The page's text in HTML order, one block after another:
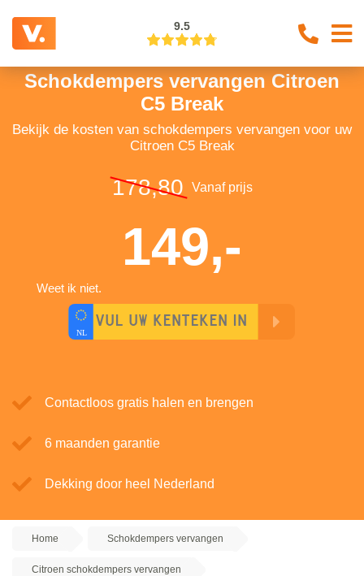
9.5
Schokdempers vervangen Citroen
C5 Break
Bekijk de kosten van schokdempers vervangen voor uw
Citroen C5 Break
178,80 Vanaf prijs
149,-
Weet ik niet.
Contactloos gratis halen en brengen
6 maanden garantie
Dekking door heel Nederland
Home Schokdempers vervangen
Citroen schokdempers vervangen